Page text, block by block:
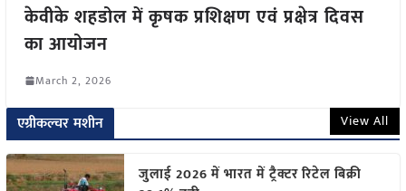
केवीके शहडोल में कृषक प्रशिक्षण एवं प्रक्षेत्र दिवस
का आयोजन
March 2, 2026
एग्रीकल्चर मशीन View All
जुलाई 2026 में भारत में ट्रैक्टर रिटेल बिक्री